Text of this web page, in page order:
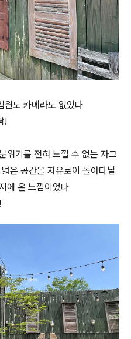
원도 카메라도 없었다
!
위기를 전혀 느낄 수 없는 자그
은 공간을 자유로이 돌아다닐
에 온 느낌이었다